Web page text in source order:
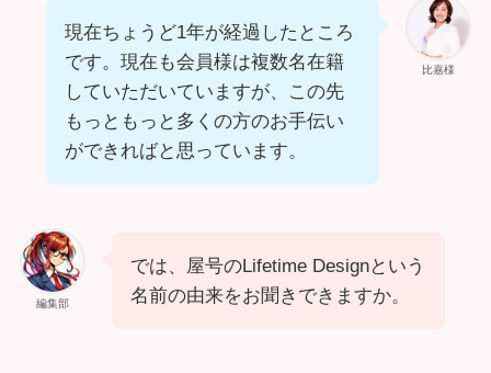
比嘉様
現在ちょうど1年が経過したところ
です。現在も会員様は複数名在籍
していただいていますが、この先
もっともっと多くの方のお手伝い
ができればと思っています。
編集部
では、屋号のLifetime Designという
名前の由来をお聞きできますか。